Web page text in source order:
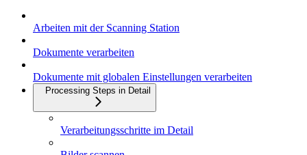
Arbeiten mit der Scanning Station
Dokumente verarbeiten
Dokumente mit globalen Einstellungen verarbeiten
Processing Steps in Detail
Verarbeitungsschritte im Detail